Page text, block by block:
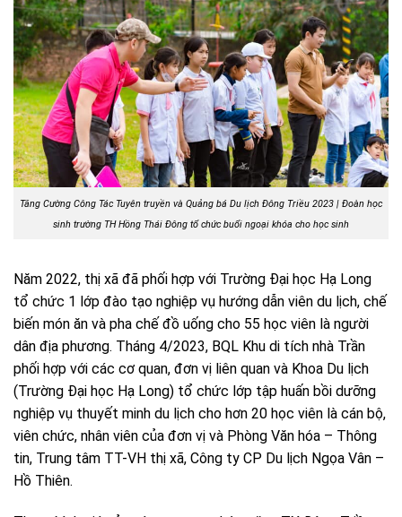
Tăng Cường Công Tác Tuyên truyền và Quảng bá Du lịch Đông Triều 2023 | Đoàn học
sinh trường TH Hồng Thái Đông tổ chức buổi ngoại khóa cho học sinh
Năm 2022, thị xã đã phối hợp với Trường Đại học Hạ Long
tổ chức 1 lớp đào tạo nghiệp vụ hướng dẫn viên du lịch, chế
biến món ăn và pha chế đồ uống cho 55 học viên là người
dân địa phương. Tháng 4/2023, BQL Khu di tích nhà Trần
phối hợp với các cơ quan, đơn vị liên quan và Khoa Du lịch
(Trường Đại học Hạ Long) tổ chức lớp tập huấn bồi dưỡng
nghiệp vụ thuyết minh du lịch cho hơn 20 học viên là cán bộ,
viên chức, nhân viên của đơn vị và Phòng Văn hóa – Thông
tin, Trung tâm TT-VH thị xã, Công ty CP Du lịch Ngọa Vân –
Hồ Thiên.